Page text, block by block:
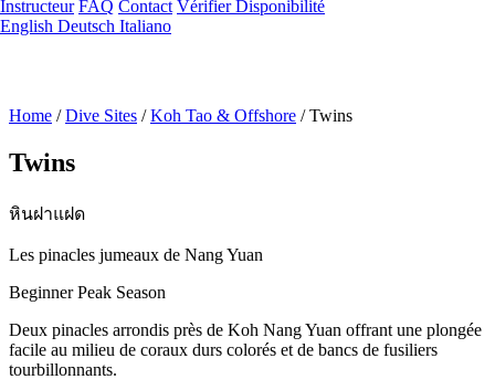
Instructeur FAQ Contact Vérifier Disponibilité
English Deutsch Italiano
Home / Dive Sites / Koh Tao & Offshore / Twins
Twins
หินฝาแฝด
Les pinacles jumeaux de Nang Yuan
BeginnerPeak Season
Deux pinacles arrondis près de Koh Nang Yuan offrant une plongée
facile au milieu de coraux durs colorés et de bancs de fusiliers
tourbillonnants.